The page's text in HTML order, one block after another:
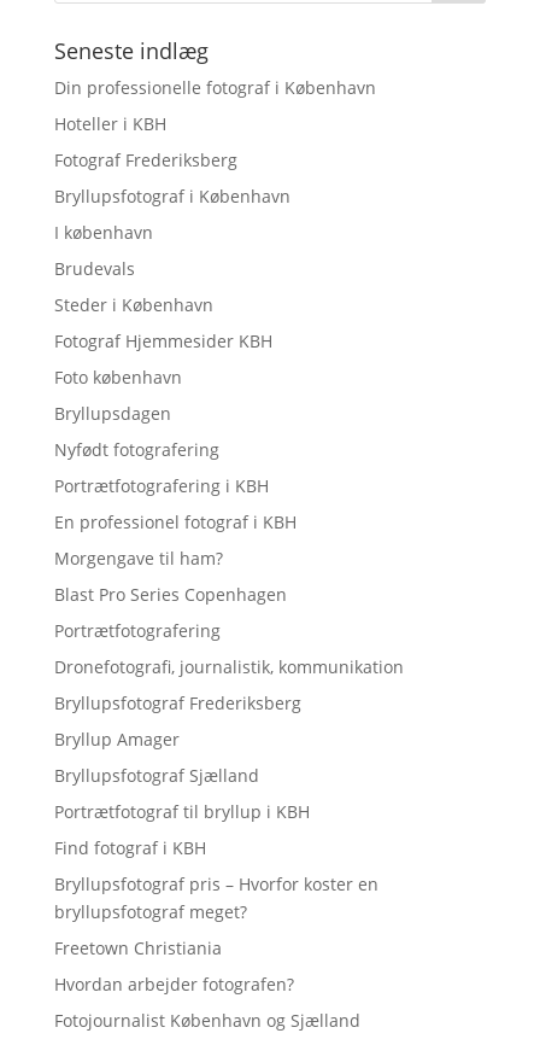
Seneste indlæg
Din professionelle fotograf i København
Hoteller i KBH
Fotograf Frederiksberg
Bryllupsfotograf i København
I københavn
Brudevals
Steder i København
Fotograf Hjemmesider KBH
Foto københavn
Bryllupsdagen
Nyfødt fotografering
Portrætfotografering i KBH
En professionel fotograf i KBH
Morgengave til ham?
Blast Pro Series Copenhagen
Portrætfotografering
Dronefotografi, journalistik, kommunikation
Bryllupsfotograf Frederiksberg
Bryllup Amager
Bryllupsfotograf Sjælland
Portrætfotograf til bryllup i KBH
Find fotograf i KBH
Bryllupsfotograf pris – Hvorfor koster en
bryllupsfotograf meget?
Freetown Christiania
Hvordan arbejder fotografen?
Fotojournalist København og Sjælland